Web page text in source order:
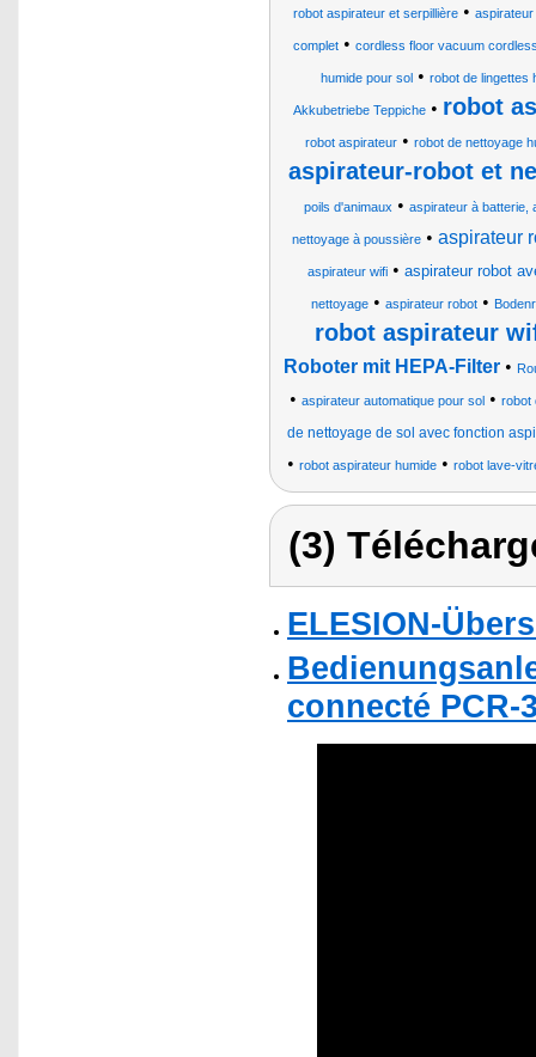
robot aspirateur et serpillière•
complet • cordless floor vacuum
humide pour sol• robot de lingettes
Akkubetriebe Teppiche • robot
robot aspirateur • robot de nettoyage
aspirateur-robot et
poils d'animaux • aspirateur à batterie,
nettoyage à poussière• aspirateur
aspirateur wifi• aspirateur robot
nettoyage• aspirateur robot•
robot aspirateur
Roboter mit HEPA-Filter •
• aspirateur automatique pour sol • robot
de nettoyage de sol avec fonction
• robot aspirateur humide • robot lave-
(3)
ELESION-
connecté PCR-